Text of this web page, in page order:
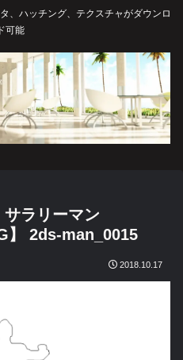
、ハッチング、テクスチャがダウンロ
可能
サラリーマン
】 2ds-man_0015
2018.10.17